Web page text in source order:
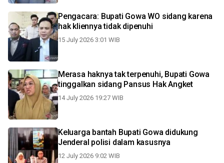
Pengacara: Bupati Gowa WO sidang karena
hak kliennya tidak dipenuhi
15 July 2026 3:01 WIB
Merasa haknya tak terpenuhi, Bupati Gowa
tinggalkan sidang Pansus Hak Angket
14 July 2026 19:27 WIB
Keluarga bantah Bupati Gowa didukung
Jenderal polisi dalam kasusnya
12 July 2026 9:02 WIB